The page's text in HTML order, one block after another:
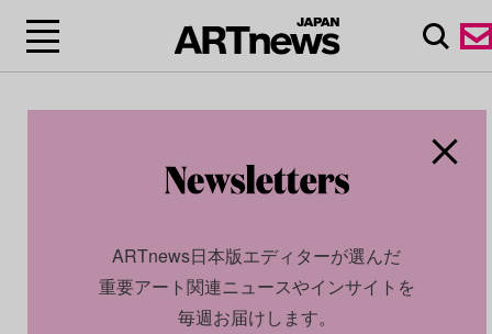
ARTnews日本版エディターが選んだ
重要アート関連ニュースやインサイトを
毎週お届けします。